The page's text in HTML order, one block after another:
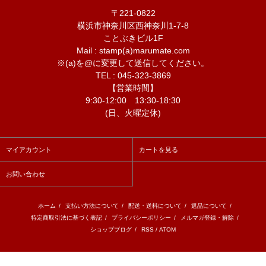
〒221-0822
横浜市神奈川区西神奈川1-7-8
ことぶきビル1F
Mail : stamp(a)marumate.com
※(a)を@に変更して送信してください。
TEL : 045-323-3869
【営業時間】
9:30-12:00 13:30-18:30
(日、火曜定休)
マイアカウント カートを見る
お問い合わせ
ホーム / 支払い方法について / 配送・送料について / 返品について /
特定商取引法に基づく表記 / プライバシーポリシー / メルマガ登録・解除 /
ショップブログ / RSS / ATOM